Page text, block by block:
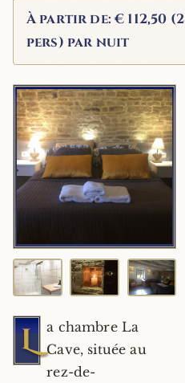
À partir de: € 112,50 (2
pers) par nuit
L
a chambre La
Cave, située au
rez-de-